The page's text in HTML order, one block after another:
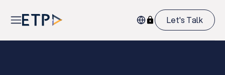
Let's Talk